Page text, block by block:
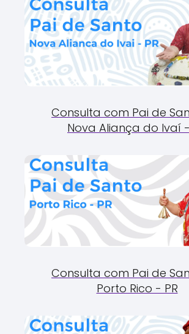
Consulta com Pai de
Nova Aliança do Ivaí -
Consulta com Pai de
Porto Rico - PR